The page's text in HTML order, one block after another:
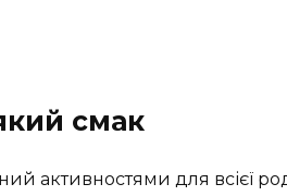
смак
активностями для всієї